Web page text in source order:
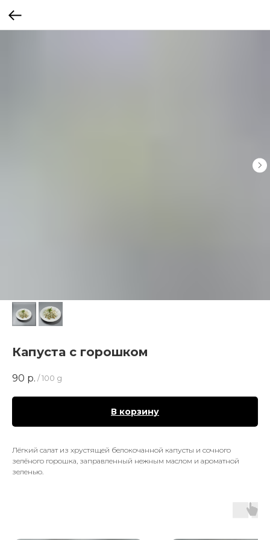
Капуста с горошком
90 р. / 100 g
В корзину
Лёгкий салат из хрустящей белокочанной капусты и сочного
зелёного горошка, заправленный нежным маслом и ароматной
зеленью.